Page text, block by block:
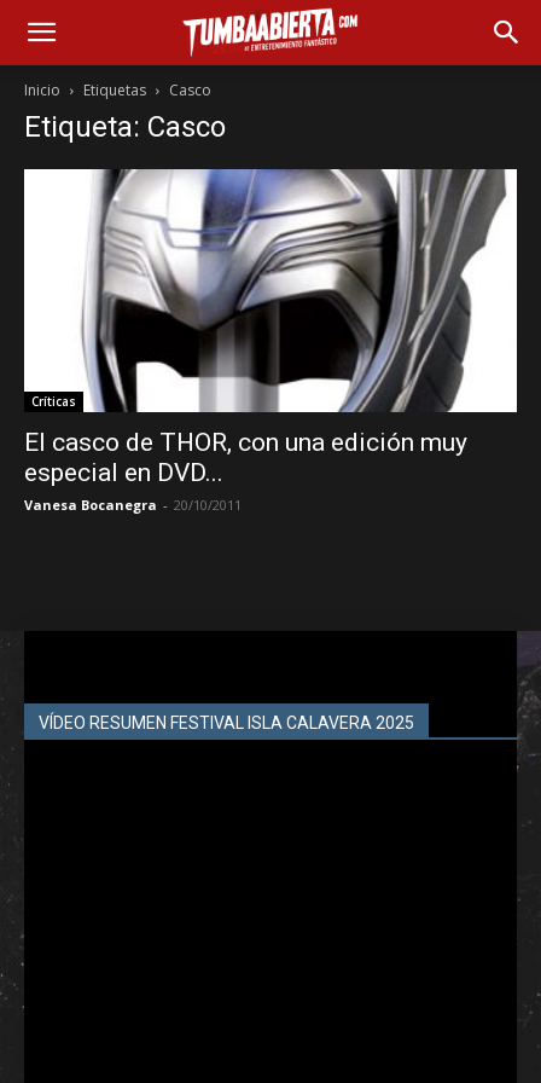
Inicio Etiquetas Casco
Etiqueta: Casco
Críticas
El casco de THOR, con una edición muy
especial en DVD...
Vanesa Bocanegra - 20/10/2011
VÍDEO RESUMEN FESTIVAL ISLA CALAVERA 2025